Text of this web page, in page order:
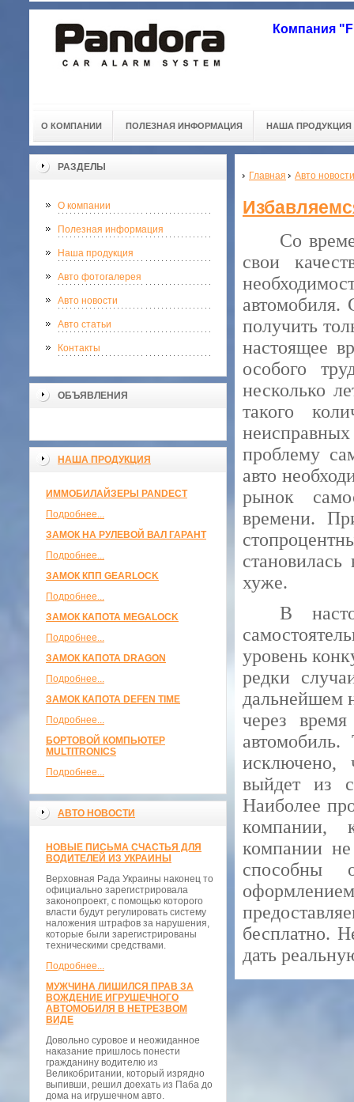
Компания
О КОМПАНИИ ПОЛЕЗНАЯ ИНФОРМАЦИЯ НАША ПРОДУКЦИЯ
РАЗДЕЛЫ
О компании
Полезная информация
Наша продукция
Авто фотогалерея
Авто новости
Авто статьи
Контакты
ОБЪЯВЛЕНИЯ
НАША ПРОДУКЦИЯ
ИММОБИЛАЙЗЕРЫ PANDECT
Подробнее...
ЗАМОК НА РУЛЕВОЙ ВАЛ ГАРАНТ
Подробнее...
ЗАМОК КПП GEARLOCK
Подробнее...
ЗАМОК КАПОТА MEGALOCK
Подробнее...
ЗАМОК КАПОТА DRAGON
Подробнее...
ЗАМОК КАПОТА DEFEN TIME
Подробнее...
БОРТОВОЙ КОМПЬЮТЕР
MULTITRONICS
Подробнее...
АВТО НОВОСТИ
НОВЫЕ ПИСЬМА СЧАСТЬЯ ДЛЯ
ВОДИТЕЛЕЙ ИЗ УКРАИНЫ
Верховная Рада Украины наконец то
официально зарегистрировала
законопроект, с помощью которого
власти будут регулировать систему
наложения штрафов за нарушения,
которые были зарегистрированы
техническими средствами.
Подробнее...
МУЖЧИНА ЛИШИЛСЯ ПРАВ ЗА
ВОЖДЕНИЕ ИГРУШЕЧНОГО
АВТОМОБИЛЯ В НЕТРЕЗВОМ
ВИДЕ
Довольно суровое и неожиданное
наказание пришлось понести
гражданину водителю из
Великобритании, который изрядно
выпивши, решил доехать из Паба до
дома на игрушечном авто.
Главная Авто новости
Со
свои
автомобиля.
получить
настоящее
особого
несколько
такого
проблему
авто
рынок
времени.
хуже.
В
уровень
редки
дальнейшем
через
исключено,
выйдет из
Наиболее
компании,
компании
способны
бесплатно.
дать